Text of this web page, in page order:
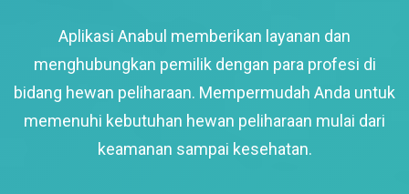
Aplikasi Anabul memberikan layanan dan
menghubungkan pemilik dengan para profesi di
bidang hewan peliharaan. Mempermudah Anda untuk
memenuhi kebutuhan hewan peliharaan mulai dari
keamanan sampai kesehatan.